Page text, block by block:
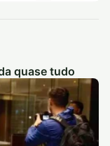
quase tudo